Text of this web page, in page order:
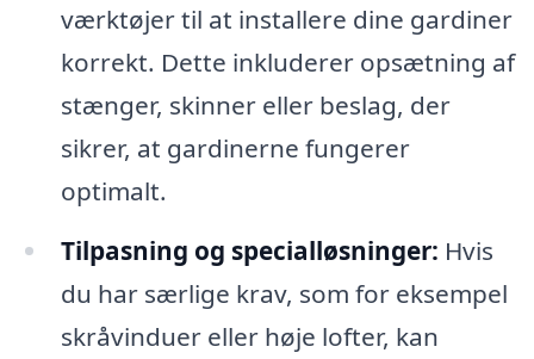
værktøjer til at installere dine gardiner
korrekt. Dette inkluderer opsætning af
stænger, skinner eller beslag, der
sikrer, at gardinerne fungerer
optimalt.
Tilpasning og specialløsninger: Hvis
du har særlige krav, som for eksempel
skråvinduer eller høje lofter, kan